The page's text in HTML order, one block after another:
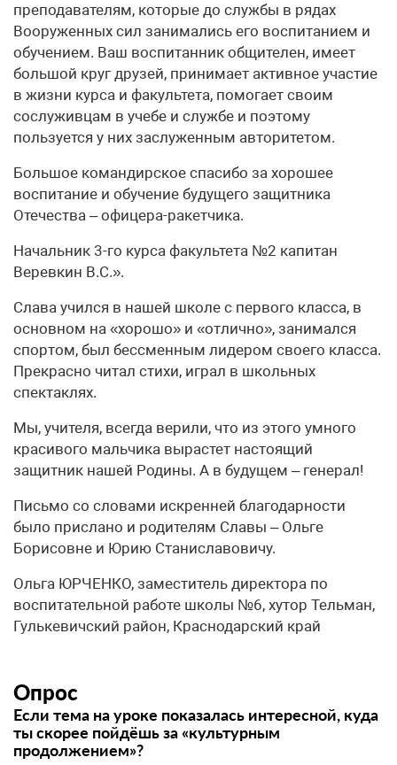
преподавателям, которые до службы в рядах
Вооруженных сил занимались его воспитанием и
обучением. Ваш воспитанник общителен, имеет
большой круг друзей, принимает активное участие
в жизни курса и факультета, помогает своим
сослуживцам в учебе и службе и поэтому
пользуется у них заслуженным авторитетом.
Большое командирское спасибо за хорошее
воспитание и обучение будущего защитника
Отечества – офицера-ракетчика.
Начальник 3-го курса факультета №2 капитан
Веревкин В.С.».
Слава учился в нашей школе с первого класса, в
основном на «хорошо» и «отлично», занимался
спортом, был бессменным лидером своего класса.
Прекрасно читал стихи, играл в школьных
спектаклях.
Мы, учителя, всегда верили, что из этого умного
красивого мальчика вырастет настоящий
защитник нашей Родины. А в будущем – генерал!
Письмо со словами искренней благодарности
было прислано и родителям Славы – Ольге
Борисовне и Юрию Станиславовичу.
Ольга ЮРЧЕНКО, заместитель директора по
воспитательной работе школы №6, хутор Тельман,
Гулькевичский район, Краснодарский край
Опрос
Если тема на уроке показалась интересной, куда
ты скорее пойдёшь за «культурным
продолжением»?